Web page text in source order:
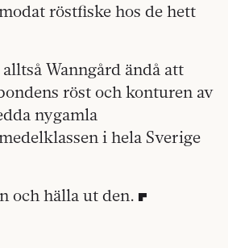
röstfiske hos de hett
Wanngård ändå att
röst och konturen av
nygamla
i hela Sverige
och hälla ut den.